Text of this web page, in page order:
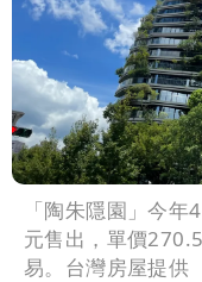
「陶朱隱園」今
元售出，單價
易。台灣房屋提供